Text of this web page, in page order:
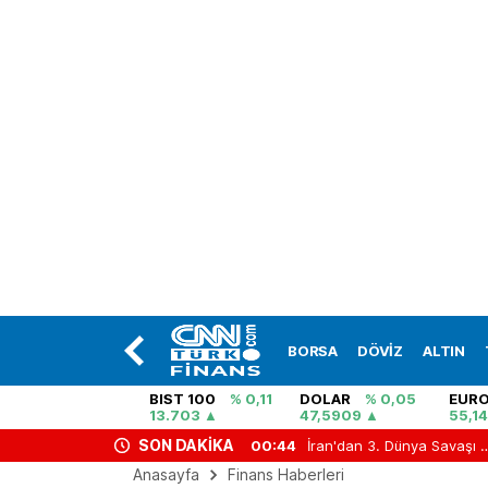
BORSA DÖVİZ ALTIN
BIST 100
% 0,11
13.703
DOLAR
% 0,05
47,5909
SON DAKİKA
ABD'de silahlı saldırı! Çok sayıda ölü ve yaralı var 00:44 İran'dan 3.
Anasayfa Finans Haberleri